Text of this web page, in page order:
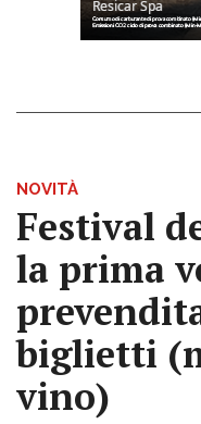
NOVITÀ
Festival
la prima
biglietti
vino)